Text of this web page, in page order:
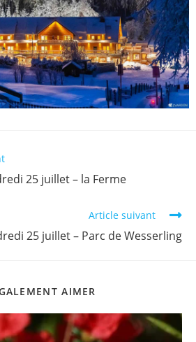
25 juillet – la Ferme
Article suivant
25 juillet – Parc de Wesserling
AIMER